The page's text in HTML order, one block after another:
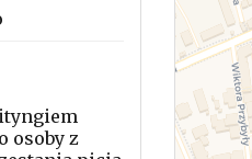
osoby z